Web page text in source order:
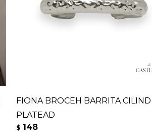
FIONA BROCEH BARRITA CILIND
PLATEAD
$ 148